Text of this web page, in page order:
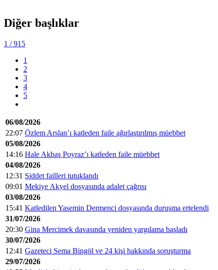
Diğer başlıklar
1 / 915
1
2
3
4
5
06/08/2026
22:07 Özlem Arslan’ı katleden faile ağırlaştırılmış müebbet
05/08/2026
14:16 Hale Akbaş Poyraz’ı katleden faile müebbet
04/08/2026
12:31 Şiddet failleri tutuklandı
09:01 Mekiye Akyel dosyasında adalet çağrısı
03/08/2026
15:41 Katledilen Yasemin Dermenci dosyasında duruşma ertelendi
31/07/2026
20:30 Gina Mercimek davasında yeniden yargılama başladı
30/07/2026
12:41 Gazeteci Sema Bingöl ve 24 kişi hakkında soruşturma
29/07/2026